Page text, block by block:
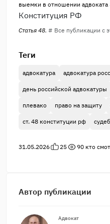
выемки в отношении адвоката
Конституция РФ
Статья 48. # Все публикации с
Теги
адвокатура адвокатура
день российской адвокатуры
плевако право на защиту
ст. 48 конституции рф
31.05.2026 25 90 кто
Автор публикации
Адвокат